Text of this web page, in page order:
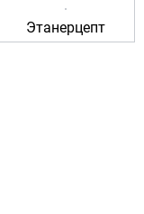
Этанерцепт